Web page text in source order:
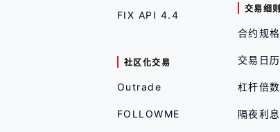
FIX API 4.4
社区化交易
Outrade
FOLLOWME
交易细则
合约规格
交易日历
杠杆倍数
隔夜利息